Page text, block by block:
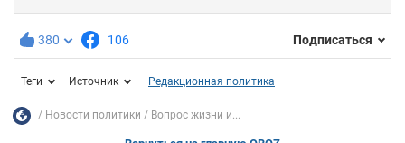
380 106 Подписаться
Теги Источник Редакционная политика
Новости политики Вопрос жизни и...